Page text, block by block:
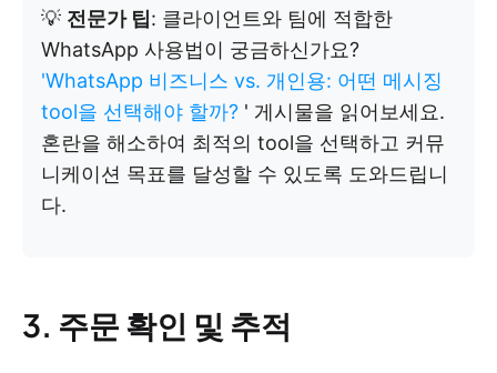
💡 전문가 팁: 클라이언트와 팀에 적합한
WhatsApp 사용법이 궁금하신가요?
'WhatsApp 비즈니스 vs. 개인용: 어떤 메시징
tool을 선택해야 할까? ' 게시물을 읽어보세요.
혼란을 해소하여 최적의 tool을 선택하고 커뮤
니케이션 목표를 달성할 수 있도록 도와드립니
다.
3. 주문 확인 및 추적